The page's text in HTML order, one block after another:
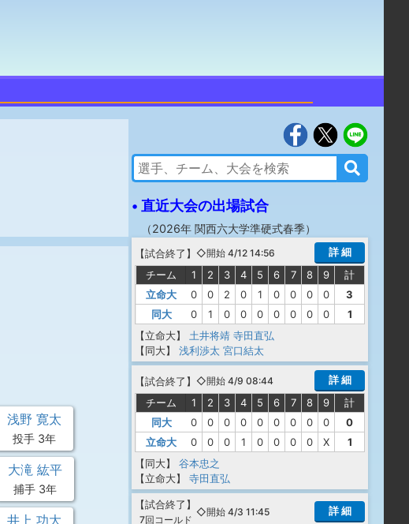
浅野 寛太
投手 3年
大滝 紘平
捕手 3年
井上 功大
• 直近大会の出場試合
（2026年 関西六大学準硬式春季）
【試合終了 】 ◇開始 4/12 14:56
詳 細
チーム
1 2 3 4 5 6 7 8 9
計
立命大
0 0 2 0 1 0 0 0 0
3
同大
0 1 0 0 0 0 0 0 0
1
【立命大】
土井将靖 寺田直弘
【同大】
浅利渉太 宮口結太
【試合終了 】 ◇開始 4/9 08:44
詳 細
チーム
1 2 3 4 5 6 7 8 9
計
同大
0 0 0 0 0 0 0 0 0
0
立命大
0 0 0 1 0 0 0 0 X
1
【同大】
谷本忠之
【立命大】
寺田直弘
【試合終了 】
7回コールド
◇開始 4/3 11:45 詳 細